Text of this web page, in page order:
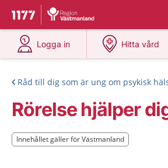
Till startsidan för 1177
Du har valt region
Logga in
på 1177.se
Hitta vård
på
Råd till dig som är ung om psykisk
Rörelse hjälper
Innehållet gäller för Västmanland
Innehållet gäller för Västmanland